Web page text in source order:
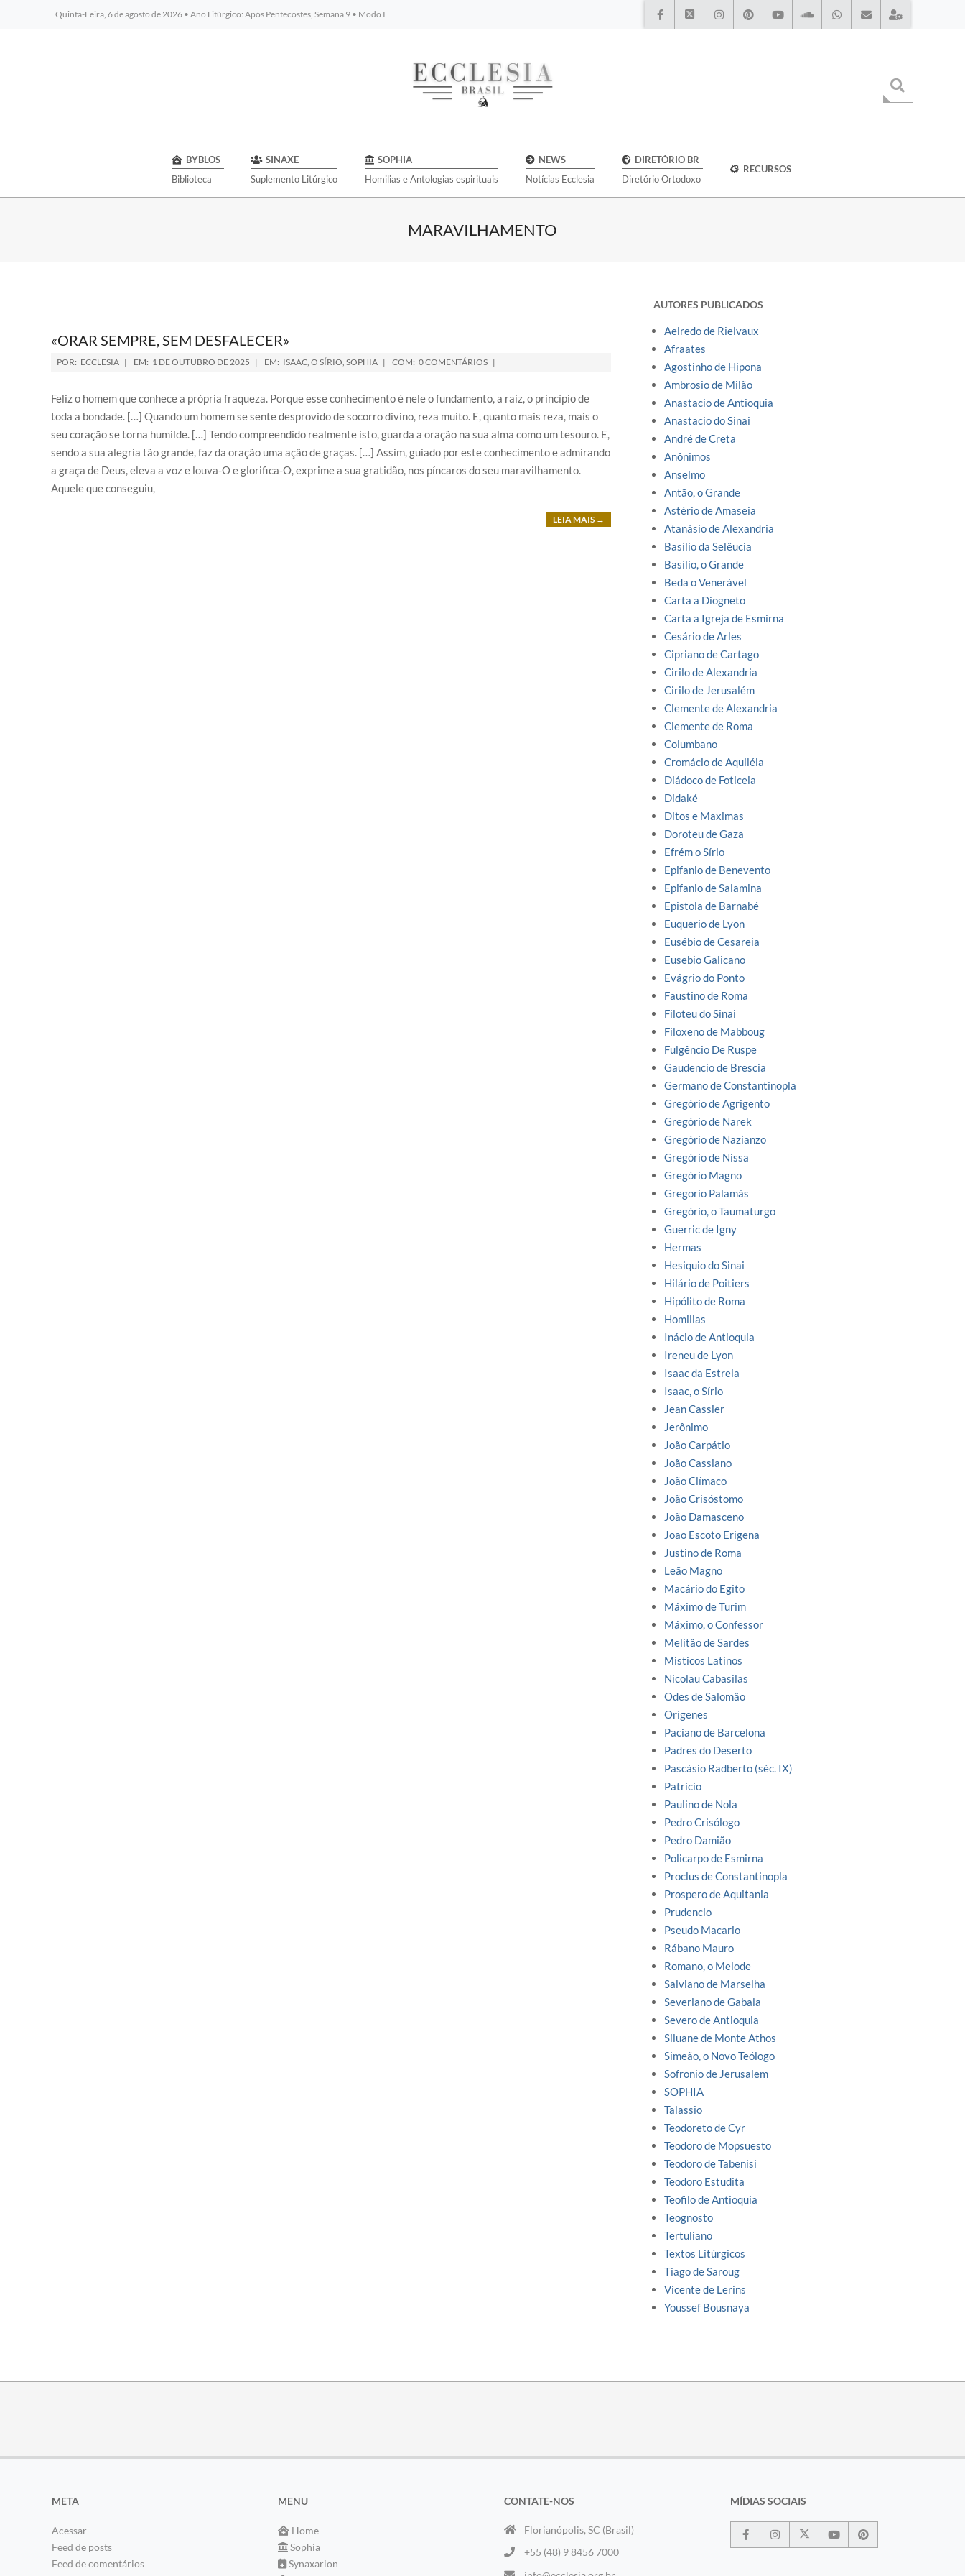
Quinta-Feira, 6 de agosto de 2026 • Ano Litúrgico: Após Pentecostes, Semana 9 • Modo I
BYBLOS
BYBLOS
Biblioteca
SINAXE
Suplemento Litúrgico
SOPHIA
Homilias e Antologias espirituais
NEWS
Notícias Ecclesia
DIRETÓRIO BR
Diretório Ortodoxo
RECURSOS
MARAVILHAMENTO
«ORAR SEMPRE, SEM DESFALECER»
POR: ECCLESIA EM: 1 DE OUTUBRO DE 2025 EM: ISAAC, O SÍRIO, SOPHIA COM: 0 COMENTÁRIOS
Feliz o homem que conhece a própria fraqueza. Porque esse conhecimento é nele o fundamento, a raiz, o princípio de
toda a bondade. […] Quando um homem se sente desprovido de socorro divino, reza muito. E, quanto mais reza, mais o
seu coração se torna humilde. […] Tendo compreendido realmente isto, guarda a oração na sua alma como um tesouro. E,
sendo a sua alegria tão grande, faz da oração uma ação de graças. […] Assim, guiado por este conhecimento e admirando
a graça de Deus, eleva a voz e louva-O e glorifica-O, exprime a sua gratidão, nos píncaros do seu maravilhamento.
Aquele que conseguiu,
LEIA MAIS →
AUTORES PUBLICADOS
Aelredo de Rielvaux
Afraates
Agostinho de Hipona
Ambrosio de Milão
Anastacio de Antioquia
Anastacio do Sinai
André de Creta
Anônimos
Anselmo
Antão, o Grande
Astério de Amaseia
Atanásio de Alexandria
Basílio da Selêucia
Basílio, o Grande
Beda o Venerável
Carta a Diogneto
Carta a Igreja de Esmirna
Cesário de Arles
Cipriano de Cartago
Cirilo de Alexandria
Cirilo de Jerusalém
Clemente de Alexandria
Clemente de Roma
Columbano
Cromácio de Aquiléia
Diádoco de Foticeia
Didaké
Ditos e Maximas
Doroteu de Gaza
Efrém o Sírio
Epifanio de Benevento
Epifanio de Salamina
Epistola de Barnabé
Euquerio de Lyon
Eusébio de Cesareia
Eusebio Galicano
Evágrio do Ponto
Faustino de Roma
Filoteu do Sinai
Filoxeno de Mabboug
Fulgêncio De Ruspe
Gaudencio de Brescia
Germano de Constantinopla
Gregório de Agrigento
Gregório de Narek
Gregório de Nazianzo
Gregório de Nissa
Gregório Magno
Gregorio Palamàs
Gregório, o Taumaturgo
Guerric de Igny
Hermas
Hesiquio do Sinai
Hilário de Poitiers
Hipólito de Roma
Homilias
Inácio de Antioquia
Ireneu de Lyon
Isaac da Estrela
Isaac, o Sírio
Jean Cassier
Jerônimo
João Carpátio
João Cassiano
João Clímaco
João Crisóstomo
João Damasceno
Joao Escoto Erigena
Justino de Roma
Leão Magno
Macário do Egito
Máximo de Turim
Máximo, o Confessor
Melitão de Sardes
Misticos Latinos
Nicolau Cabasilas
Odes de Salomão
Orígenes
Paciano de Barcelona
Padres do Deserto
Pascásio Radberto (séc. IX)
Patrício
Paulino de Nola
Pedro Crisólogo
Pedro Damião
Policarpo de Esmirna
Proclus de Constantinopla
Prospero de Aquitania
Prudencio
Pseudo Macario
Rábano Mauro
Romano, o Melode
Salviano de Marselha
Severiano de Gabala
Severo de Antioquia
Siluane de Monte Athos
Simeão, o Novo Teólogo
Sofronio de Jerusalem
SOPHIA
Talassio
Teodoreto de Cyr
Teodoro de Mopsuesto
Teodoro de Tabenisi
Teodoro Estudita
Teofilo de Antioquia
Teognosto
Tertuliano
Textos Litúrgicos
Tiago de Saroug
Vicente de Lerins
Youssef Bousnaya
META
Acessar
Feed de posts
Feed de comentários
MENU
Home
Sophia
Synaxarion
CONTATE-NOS
Florianópolis, SC (Brasil)
+55 (48) 9 8456 7000
MÍDIAS SOCIAIS